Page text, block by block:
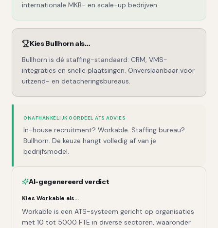
internationale MKB- en scale-up bedrijven.
KiesBullhornals…
Bullhorn is dé staffing-standaard: CRM, VMS-
integraties en snelle plaatsingen. Onverslaanbaar voor
uitzend- en detacheringsbureaus.
ONAFHANKELIJK OORDEEL ATS ADVIES
In-house recruitment? Workable. Staffing bureau?
Bullhorn. De keuze hangt volledig af van je
bedrijfsmodel.
AI-gegenereerd verdict
Kies Workable als…
Workable is een ATS-systeem gericht op organisaties
met 10 tot 5000 FTE in diverse sectoren, waaronder